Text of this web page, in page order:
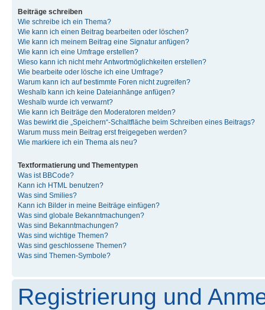
Beiträge schreiben
Wie schreibe ich ein Thema?
Wie kann ich einen Beitrag bearbeiten oder löschen?
Wie kann ich meinem Beitrag eine Signatur anfügen?
Wie kann ich eine Umfrage erstellen?
Wieso kann ich nicht mehr Antwortmöglichkeiten erstellen?
Wie bearbeite oder lösche ich eine Umfrage?
Warum kann ich auf bestimmte Foren nicht zugreifen?
Weshalb kann ich keine Dateianhänge anfügen?
Weshalb wurde ich verwarnt?
Wie kann ich Beiträge den Moderatoren melden?
Was bewirkt die „Speichern“-Schaltfläche beim Schreiben eines Beitrags?
Warum muss mein Beitrag erst freigegeben werden?
Wie markiere ich ein Thema als neu?
Textformatierung und Thementypen
Was ist BBCode?
Kann ich HTML benutzen?
Was sind Smilies?
Kann ich Bilder in meine Beiträge einfügen?
Was sind globale Bekanntmachungen?
Was sind Bekanntmachungen?
Was sind wichtige Themen?
Was sind geschlossene Themen?
Was sind Themen-Symbole?
Registrierung und